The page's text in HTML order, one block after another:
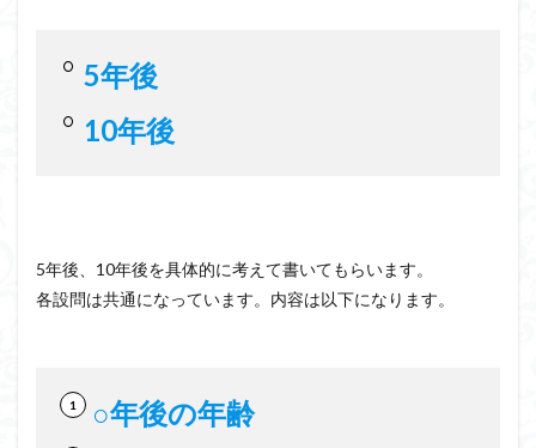
5年後
10年後
5年後、10年後を具体的に考えて書いてもらいます。
各設問は共通になっています。内容は以下になります。
○年後の年齢